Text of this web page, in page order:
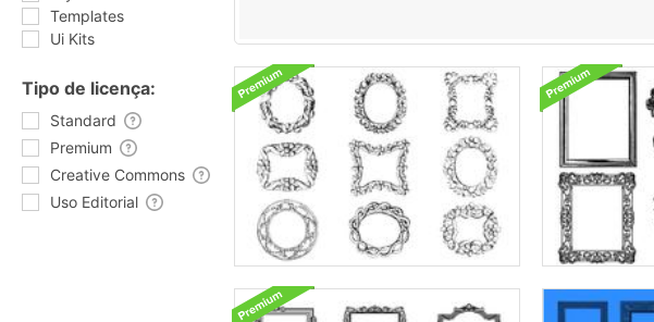
Templates
Ui Kits
Tipo de licença:
Standard
Premium
Creative Commons
Uso Editorial